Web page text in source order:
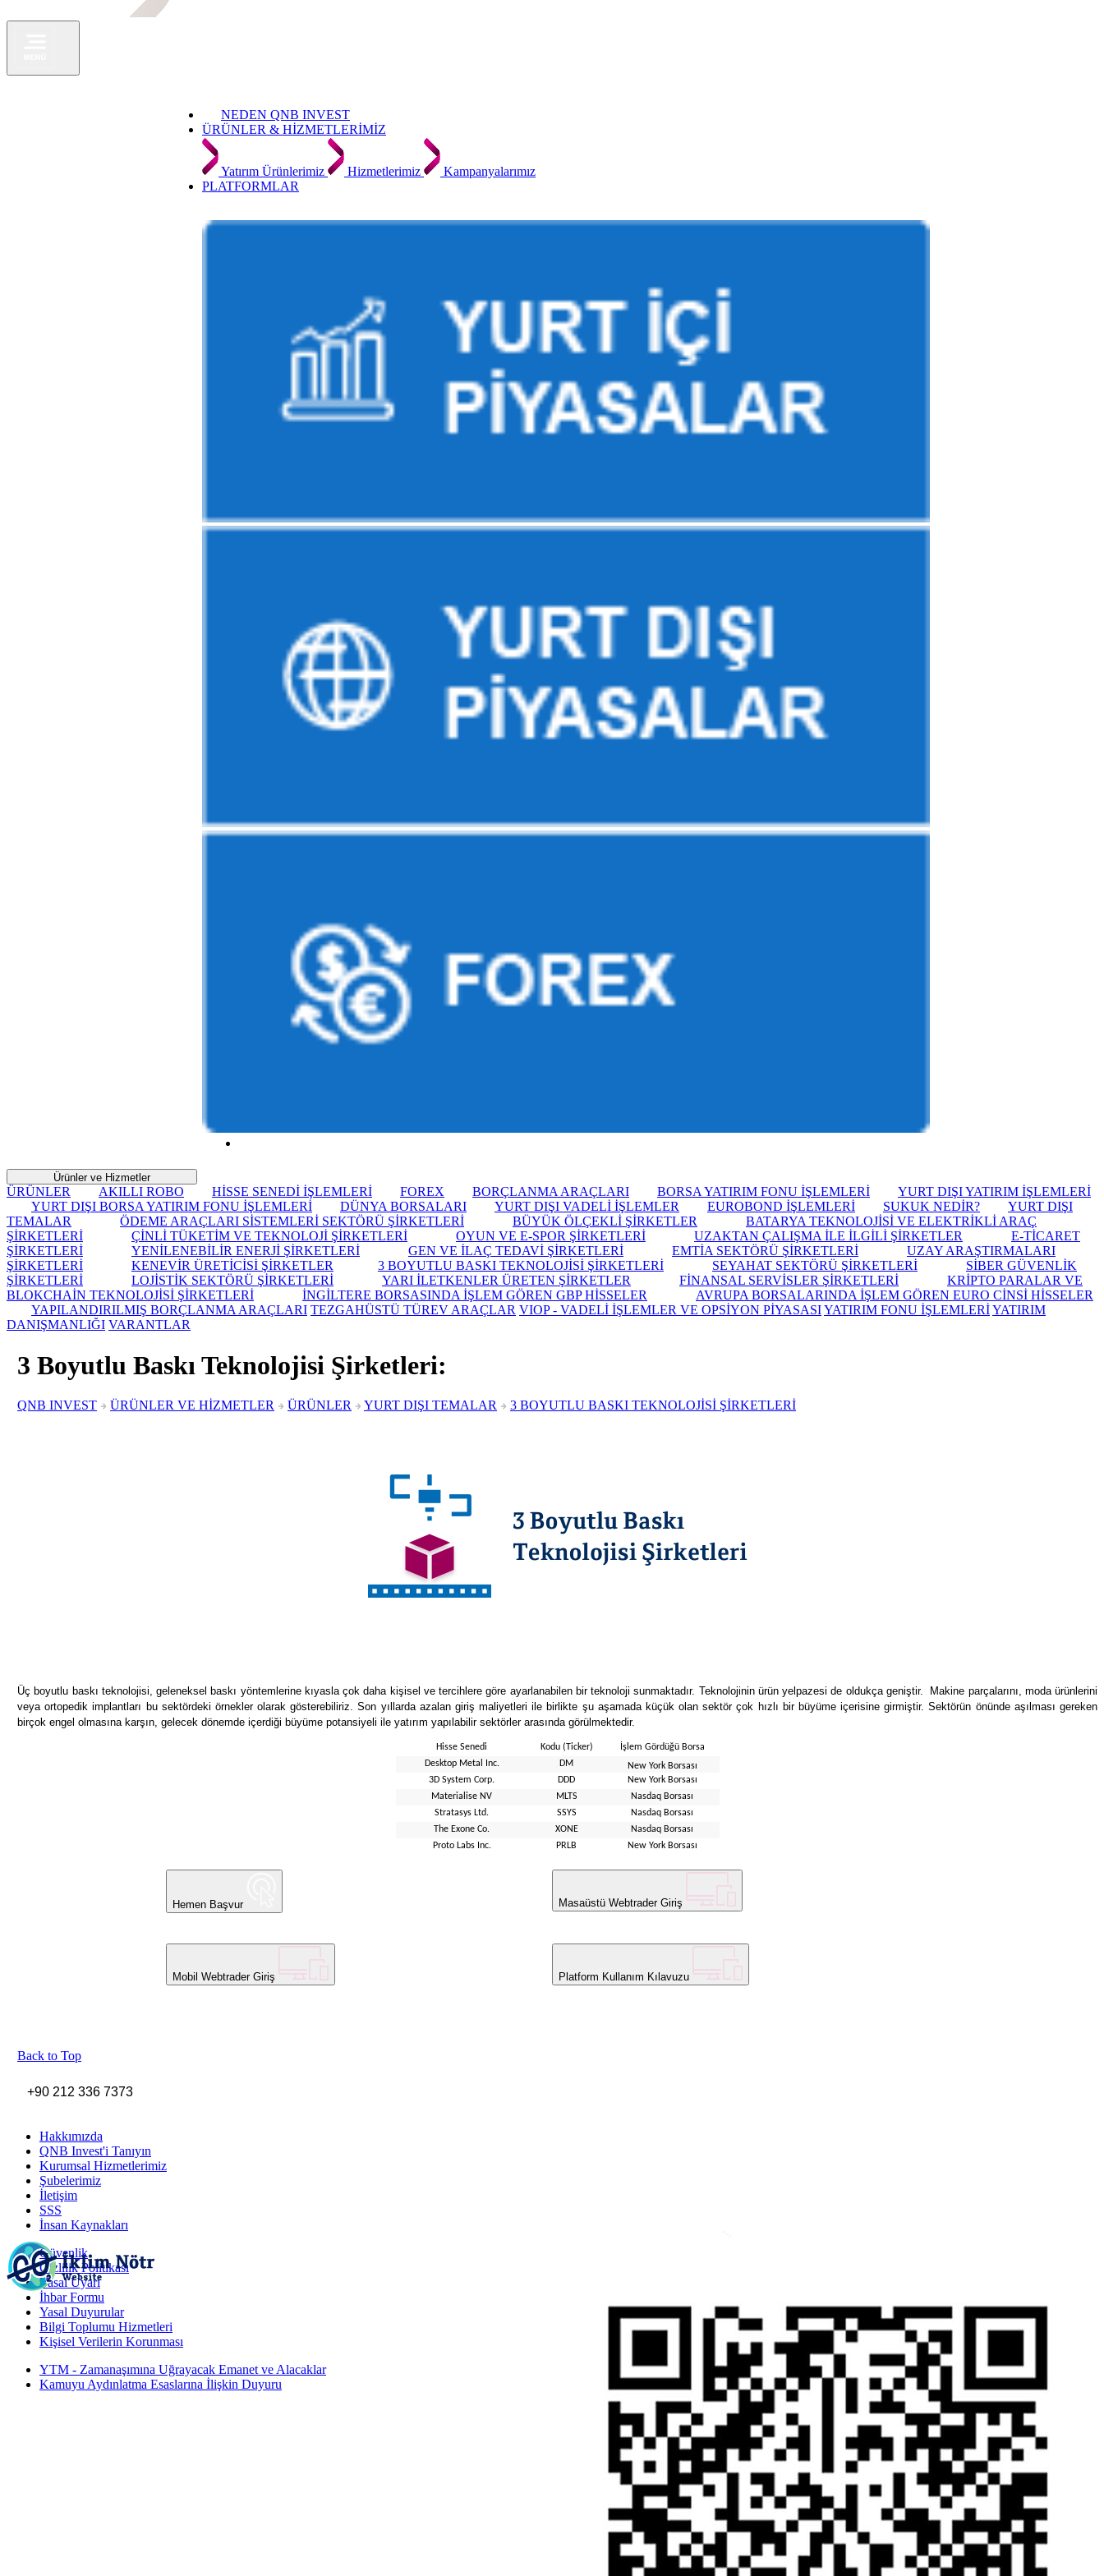
NEDEN QNB INVEST
ÜRÜNLER & HİZMETLERİMİZ
Yatırım Ürünlerimiz Hizmetlerimiz
Kampanyalarımız
PLATFORMLAR
Ürünler ve Hizmetler
ÜRÜNLER AKILLI ROBO HİSSE SENEDİ İŞLEMLERİ FOREX BORÇLANMA ARAÇLARI BORSA YATIRIM FONU İŞLEMLERİ
YURT DIŞI YATIRIM İŞLEMLERİ
YURT DIŞI BORSA YATIRIM FONU İŞLEMLERİ
DÜNYA BORSALARI YURT DIŞI VADELİ İŞLEMLER EUROBOND İŞLEMLERİ SUKUK NEDİR?
YURT DIŞI
TEMALAR
ÖDEME ARAÇLARI SİSTEMLERİ SEKTÖRÜ ŞİRKETLERİ BÜYÜK ÖLÇEKLİ ŞİRKETLER
BATARYA TEKNOLOJİSİ VE ELEKTRİKLİ ARAÇ
ŞİRKETLERİ
ÇİNLİ TÜKETİM VE TEKNOLOJİ ŞİRKETLERİ OYUN VE E-SPOR ŞİRKETLERİ UZAKTAN ÇALIŞMA İLE İLGİLİ ŞİRKETLER
E-TİCARET
ŞİRKETLERİ
YENİLENEBİLİR ENERJİ ŞİRKETLERİ GEN VE İLAÇ TEDAVİ ŞİRKETLERİ EMTİA SEKTÖRÜ ŞİRKETLERİ
UZAY ARAŞTIRMALARI
ŞİRKETLERİ
KENEVİR ÜRETİCİSİ ŞİRKETLER 3 BOYUTLU BASKI TEKNOLOJİSİ ŞİRKETLERİ SEYAHAT SEKTÖRÜ ŞİRKETLERİ
SİBER GÜVENLİK
ŞİRKETLERİ
LOJİSTİK SEKTÖRÜ ŞİRKETLERİ YARI İLETKENLER ÜRETEN ŞİRKETLER FİNANSAL SERVİSLER ŞİRKETLERİ
KRİPTO PARALAR VE
BLOKCHAİN TEKNOLOJİSİ ŞİRKETLERİ
İNGİLTERE BORSASINDA İŞLEM GÖREN GBP HİSSELER
AVRUPA BORSALARINDA İŞLEM GÖREN EURO CİNSİ HİSSELER
YAPILANDIRILMIŞ BORÇLANMA ARAÇLARI TEZGAHÜSTÜ TÜREV ARAÇLAR VIOP - VADELİ İŞLEMLER VE OPSİYON PİYASASIYATIRIM FONU İŞLEMLERİYATIRIM
DANIŞMANLIĞI VARANTLAR
3 Boyutlu Baskı Teknolojisi Şirketleri:
QNB INVEST ÜRÜNLER VE HİZMETLER ÜRÜNLER YURT DIŞI TEMALAR 3 BOYUTLU BASKI TEKNOLOJİSİ ŞİRKETLERİ
Üç boyutlu baskı teknolojisi, geleneksel baskı yöntemlerine kıyasla çok daha kişisel ve tercihlere göre ayarlanabilen bir teknoloji sunmaktadır. Teknolojinin ürün yelpazesi de oldukça geniştir. Makine parçalarını, moda ürünlerini
veya ortopedik implantları bu sektördeki örnekler olarak gösterebiliriz. Son yıllarda azalan giriş maliyetleri ile birlikte şu aşamada küçük olan sektör çok hızlı bir büyüme içerisine girmiştir. Sektörün önünde aşılması gereken
birçok engel olmasına karşın, gelecek dönemde içerdiği büyüme potansiyeli ile yatırım yapılabilir sektörler arasında görülmektedir.
Hisse Senedi Kodu (Ticker)
İşlem Gördüğü Borsa
Desktop Metal Inc.
DM
New York Borsası
3D System Corp.
DDD
New York Borsası
Materialise NV
MLTS
Nasdaq Borsası
Stratasys Ltd.
SSYS
Nasdaq Borsası
The Exone Co.
XONE
Nasdaq Borsası
Proto Labs Inc.
PRLB New York Borsası
Hemen Başvur Masaüstü Webtrader Giriş
Mobil Webtrader Giriş Platform Kullanım Kılavuzu
Back to Top
+90 212 336 7373
Hakkımızda
QNB Invest'i Tanıyın
Kurumsal Hizmetlerimiz
Şubelerimiz
İletişim
SSS
İnsan Kaynakları
Güvenlik
Gizlilik Politikası
Yasal Uyarı
İhbar Formu
Yasal Duyurular
Bilgi Toplumu Hizmetleri
Kişisel Verilerin Korunması
YTM - Zamanaşımına Uğrayacak Emanet ve Alacaklar
Kamuyu Aydınlatma Esaslarına İlişkin Duyuru